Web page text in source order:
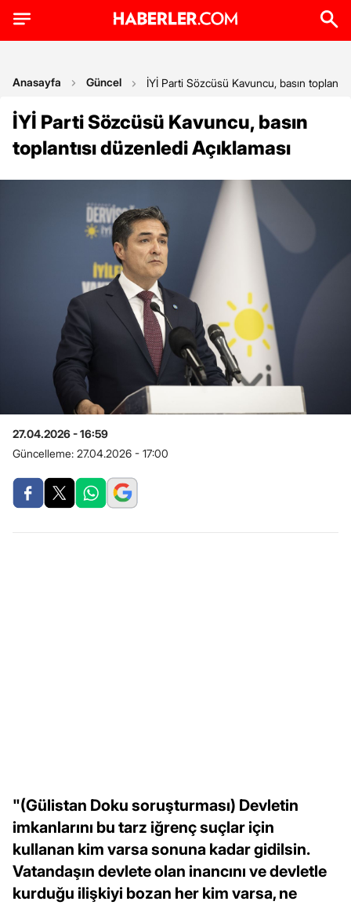
Anasayfa Güncel İYİ Parti Sözcüsü Kavuncu, basın
İYİ Parti Sözcüsü Kavuncu, basın
toplantısı düzenledi Açıklaması
27.04.2026 - 16:59
Güncelleme: 27.04.2026 - 17:00
"(Gülistan Doku soruşturması) Devletin
imkanlarını bu tarz iğrenç suçlar için
kullanan kim varsa sonuna kadar gidilsin.
Vatandaşın devlete olan inancını ve devletle
kurduğu ilişkiyi bozan her kim varsa, ne